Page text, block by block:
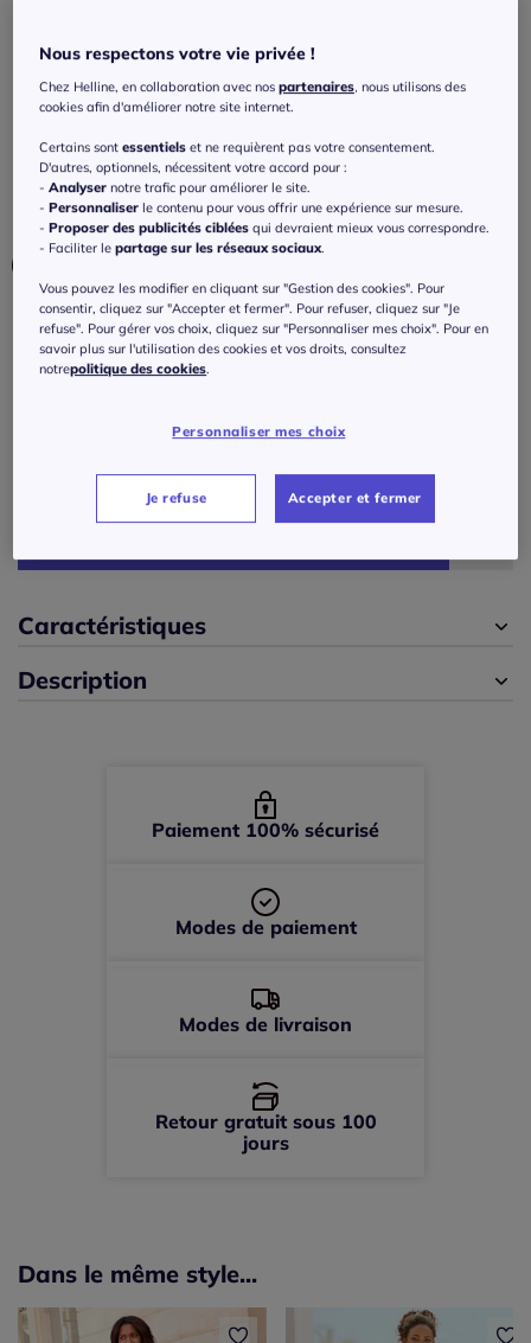
Robe de plage à encolure ronde et
bretelles nouées
Réf : 856.843.003 5/ 5- 2avis
Couleur :vert-pétrole
Taille :
Veuillez sélectionner une taille
En stock
40 -épuisé
42 -En stock
44 -épuisé
à partir de 50€
Caractéristiques
Description
Paiement 100% sécurisé
Modes de paiement
Modes de livraison
Retour gratuit sous 100
jours
Dans le même style...
Nous respectons votre vie privée !
Chez Helline, en collaboration avec nospartenaires, nous utilisons des
cookies afin d'améliorer notre site internet.
Certains sontessentiels et ne requièrent pas votre consentement.
D'autres, optionnels, nécessitent votre accord pour :
-Analyser notre trafic pour améliorer le site.
-Personnaliser le contenu pour vous offrir une expérience sur mesure.
-Proposer des publicités ciblées qui devraient mieux vous correspondre.
- Faciliter lepartage sur les réseaux sociaux.
Vous pouvez les modifier en cliquant sur "Gestion des cookies". Pour
consentir, cliquez sur "Accepter et fermer". Pour refuser, cliquez sur "Je
refuse". Pour gérer vos choix, cliquez sur "Personnaliser mes choix". Pour en
savoir plus sur l'utilisation des cookies et vos droits, consultez
notrepolitique des cookies.
Personnaliser mes choix
Je refuse Accepter et fermer